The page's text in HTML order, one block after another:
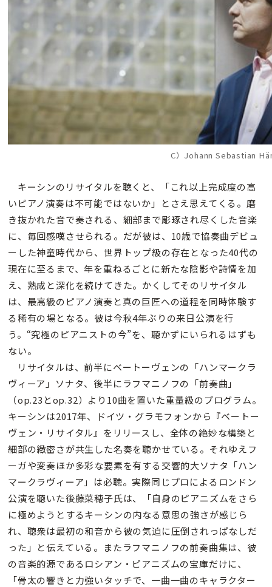
C）Johann Sebastian
キーシンのリサイタルを聴くと、「これ以上完成度の高
いピアノ演奏は不可能ではないか」とさえ思えてくる。磨
き抜かれた音で奏される、細部まで彫琢され尽くした音楽
に、毎回感嘆させられる。だが彼は、10歳で協奏曲デビュ
ーした神童時代から、世界トップ級の存在となった40代の
現在に至るまで、年を重ねるごとに新たな陰影や詩情を加
え、熟成と深化を続けてきた。かくしてそのリサイタル
は、最高級のピアノ演奏と真の巨匠への道程を同時体験す
る稀有の場となる。彼は今秋4年ぶりの来日公演を行
う。“究極のピアニストの今”を、聴かずにいられるはずも
ない。
リサイタルは、前半にベートーヴェンの「ハンマークラ
ヴィーア」ソナタ、後半にラフマニノフの「前奏曲」
（op.23とop.32）より10曲を置いた重量級のプログラム。
キーシンは2017年、ドイツ・グラモフォンから『ベートー
ヴェン・リサイタル』をリリースし、全体の絶妙な構築と
細部の緻密さが共生した名奏を聴かせている。それゆえフ
ーガや変奏ほか多彩な要素を有する交響的大ソナタ「ハン
マークラヴィーア」は必聴。実際同じプロによるロンドン
公演を聴いた後藤菜穂子氏は、「自身のピアニズムをさら
に極めようとするキーシンの内なる意思の強さが感じら
れ、聴衆は最初の和音から彼の気迫に圧倒されっぱなしだ
った」と伝えている。またラフマニノフの前奏曲集は、彼
の音楽的源であるロシアン・ピアニズムの宝庫だけに、
「骨太の響きと力強いタッチで、一曲一曲のキャラクター